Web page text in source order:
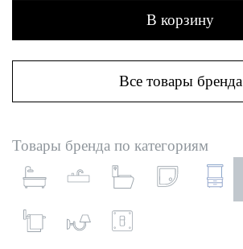
В корзину
Все товары бренда
Товары бренда по категориям